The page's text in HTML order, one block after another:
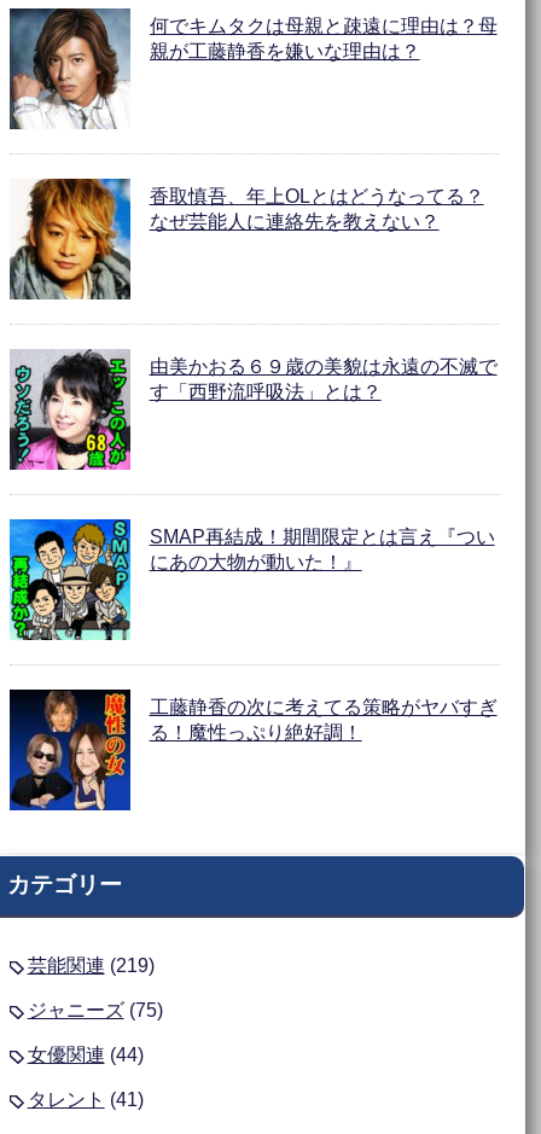
何でキムタクは母親と疎遠に理由は？母
親が工藤静香を嫌いな理由は？
香取慎吾、年上OLとはどうなってる？
なぜ芸能人に連絡先を教えない？
由美かおる６９歳の美貌は永遠の不滅で
す「西野流呼吸法」とは？
SMAP再結成！期間限定とは言え『つい
にあの大物が動いた！』
工藤静香の次に考えてる策略がヤバすぎ
る！魔性っぷり絶好調！
カテゴリー
芸能関連 (219)
ジャニーズ(75)
女優関連 (44)
タレント (41)